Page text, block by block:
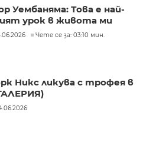
Уембаняма: Това е най-
урок в живота ми
Чете се за: 03:10 мин.
Никс ликува с трофея в